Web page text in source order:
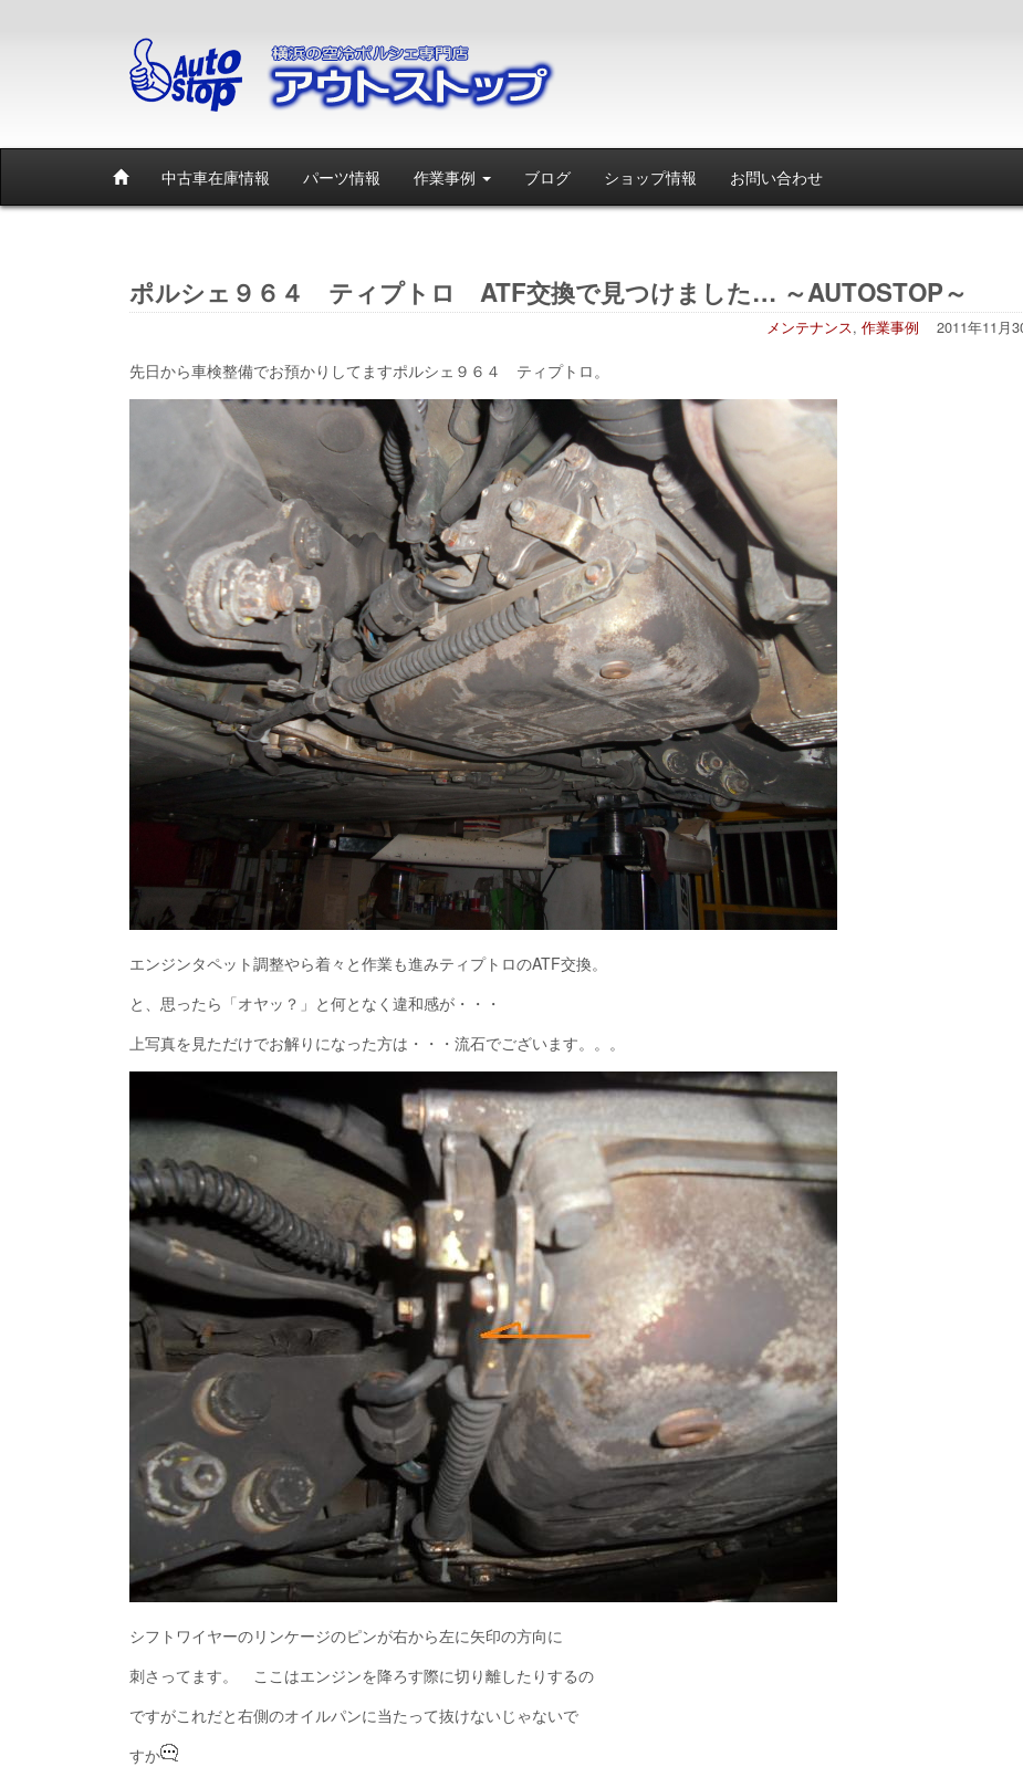
中古車在庫情報 パーツ情報 作業事例 ブログ ショップ情報 お問い合わせ
ポルシェ９６４ ティプトロ ATF交換で見つけました… ～AUTOSTOP～
2011年11月
メンテナンス, 作業事例
先日から車検整備でお預かりしてますポルシェ９６４ ティプトロ。
エンジンタペット調整やら着々と作業も進みティプトロのATF交換。
と、思ったら「オヤッ？」と何となく違和感が・・・
上写真を見ただけでお解りになった方は・・・流石でございます。。。
シフトワイヤーのリンケージのピンが右から左に矢印の方向に
刺さってます。 ここはエンジンを降ろす際に切り離したりするの
ですがこれだと右側のオイルパンに当たって抜けないじゃないで
すか